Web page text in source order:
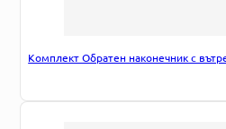
Комплект Обратен наконечник с